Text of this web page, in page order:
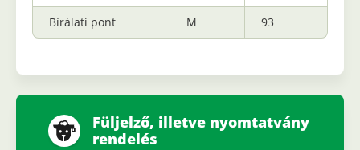
Bírálati pont M 93
Füljelző, illetve nyomtatvány
rendelés